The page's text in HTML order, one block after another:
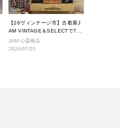
【26ヴィンテージ市】古着屋J
AM VINTAGE＆SELECTで7月
に入荷されるヴィンテージアイ
テムをご紹介。
JAM 心斎橋店
2026/07/25